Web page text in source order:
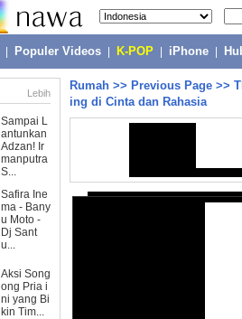
Populer Videos K-POP iPhone
Lebih
Sampai L
antunkan
Adzan! Ir
manputra
S...
Safira Ine
ma - Bany
u Moto -
Dj Sant
u...
Aksi Song
ong Pria i
ni yang Bi
kin Tim...
Rumah >> Previous Page >>
ing di Cinta dan Rahasia